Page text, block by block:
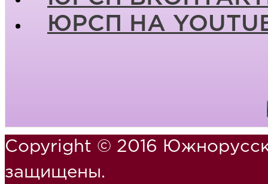
ЮРСП НА
Copyright © 2016
защищены.